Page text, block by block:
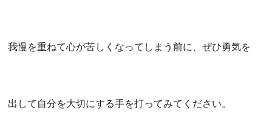
我慢を重ねて心が苦しくなってしまう前に、ぜひ勇気を
出して自分を大切にする手を打ってみてください。